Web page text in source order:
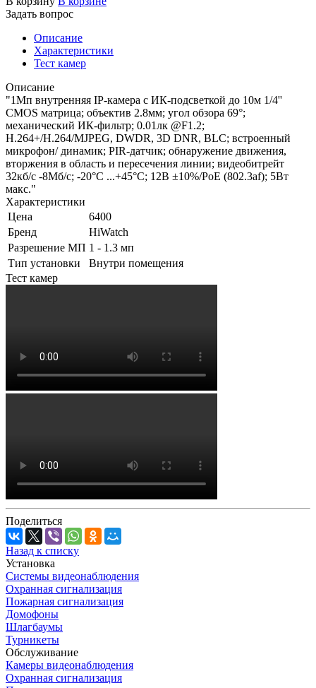
Задать вопрос
Описание
Характеристики
Тест камер
Описание
"1Мп внутренняя IP-камера c ИК-подсветкой до 10м 1/4''
CMOS матрица; объектив 2.8мм; угол обзора 69°;
механический ИК-фильтр; 0.01лк @F1.2;
H.264+/H.264/MJPEG, DWDR, 3D DNR, BLC; встроенный
микрофон/ динамик; PIR-датчик; обнаружение движения,
вторжения в область и пересечения линии; видеобитрейт
32кб/с -8Мб/с; -20°C ...+45°C; 12В ±10%/PoE (802.3af); 5Вт
макс."
Характеристики
Цена
6400
Бренд
HiWatch
Разрешение МП 1 - 1.3 мп
Тип установки
Внутри помещения
Тест камер
Поделиться
Назад к списку
Установка
Системы видеонаблюдения
Охранная сигнализация
Пожарная сигнализация
Домофоны
Шлагбаумы
Турникеты
Обслуживание
Камеры видеонаблюдения
Охранная сигнализация